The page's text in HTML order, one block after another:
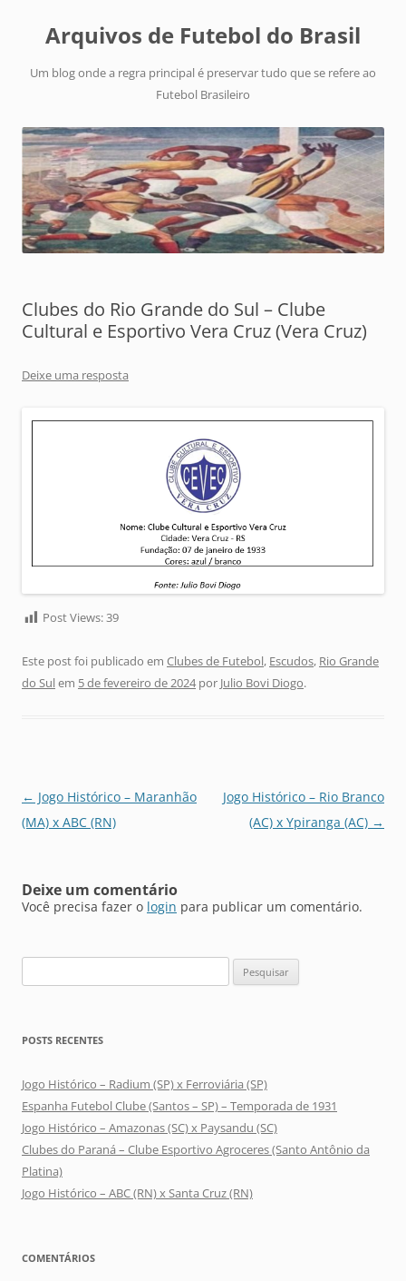
Arquivos de Futebol do Brasil
Um blog onde a regra principal é preservar tudo que se refere ao
Futebol Brasileiro
Clubes do Rio Grande do Sul – Clube
Cultural e Esportivo Vera Cruz (Vera Cruz)
Deixe uma resposta
Post Views:39
Este post foi publicado em Clubes de Futebol, Escudos, Rio Grande
do Sulem 5 de fevereiro de 2024por Julio Bovi Diogo.
Navegação
de
← Jogo Histórico – Maranhão
(MA) x ABC (RN)
Jogo Histórico – Rio Branco
(AC) x Ypiranga (AC) →
Deixe um comentário
Você precisa fazer o login para publicar um comentário.
por:
POSTS RECENTES
Jogo Histórico – Radium (SP) x Ferroviária (SP)
Espanha Futebol Clube (Santos – SP) – Temporada de 1931
Jogo Histórico – Amazonas (SC) x Paysandu (SC)
Clubes do Paraná – Clube Esportivo Agroceres (Santo Antônio da
Platina)
Jogo Histórico – ABC (RN) x Santa Cruz (RN)
COMENTÁRIOS